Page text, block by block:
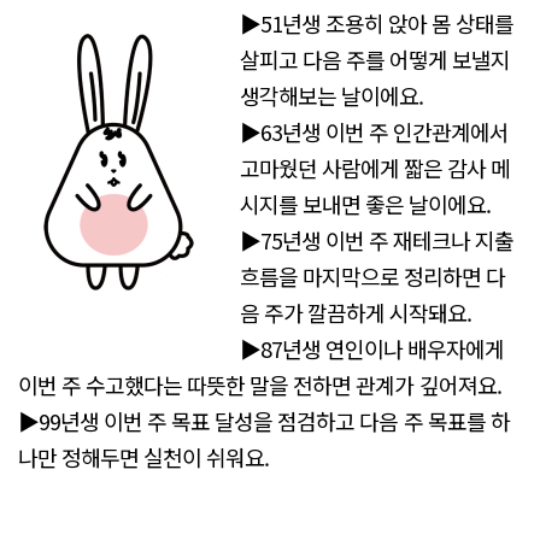
▶51년생 조용히 앉아 몸 상태를
살피고 다음 주를 어떻게 보낼지
생각해보는 날이에요.
▶63년생 이번 주 인간관계에서
고마웠던 사람에게 짧은 감사 메
시지를 보내면 좋은 날이에요.
▶75년생 이번 주 재테크나 지출
흐름을 마지막으로 정리하면 다
음 주가 깔끔하게 시작돼요.
▶87년생 연인이나 배우자에게
이번 주 수고했다는 따뜻한 말을 전하면 관계가 깊어져요.
▶99년생 이번 주 목표 달성을 점검하고 다음 주 목표를 하
나만 정해두면 실천이 쉬워요.